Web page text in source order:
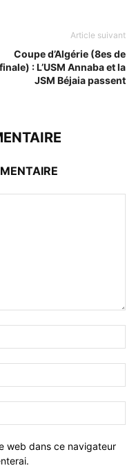
Article suivant
Coupe d’Algérie (8es de
finale) : L’USM Annaba et la
JSM Béjaia passent
web dans ce navigateur